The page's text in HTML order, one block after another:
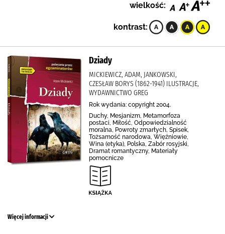
wielkość:
kontrast:
Dziady
MICKIEWICZ, ADAM, JANKOWSKI,
CZESŁAW BORYS (1862-1941) ILUSTRACJE,
WYDAWNICTWO GREG
Rok wydania: copyright 2004.
Duchy, Mesjanizm, Metamorfoza
postaci, Miłość, Odpowiedzialność
moralna, Powroty zmarłych, Spisek,
Tożsamość narodowa, Więźniowie,
Wina (etyka), Polska, Zabór rosyjski,
Dramat romantyczny, Materiały
pomocnicze
Więcej informacji